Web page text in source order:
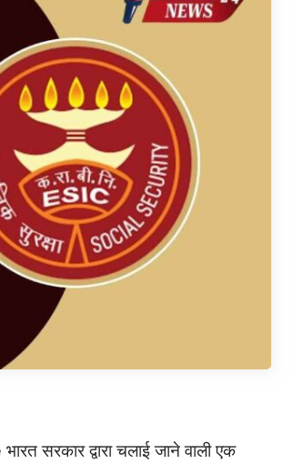
सरकार द्वारा चलाई जाने वाली एक